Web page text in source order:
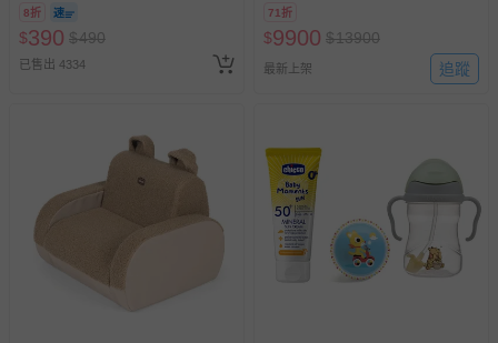
退貨，您可至『查詢訂單』>『已出貨』中查詢該筆訂單，
並點選『我要退貨』即可進行申請。若有相關退貨問題，請
至媽咪愛
LINE@客服ID: @mamilove 我們將依序為您處理
針對滿件折/滿額贈…等活動，如因部份退貨，而該訂單保
留商品未達活動門檻，將以原價計算，活動贈品亦需一併退
回。
部分商品依據消費者保護法的規定，不適用七天鑑賞期/猶
豫期範圍：
易於腐敗、保存期限較短或解約時即將逾期（例如生鮮
人小孩均一價(3歲以上需購票))
8折
$390 $490
已售出 4334
71折
$9900 $13900
最新上架 追蹤